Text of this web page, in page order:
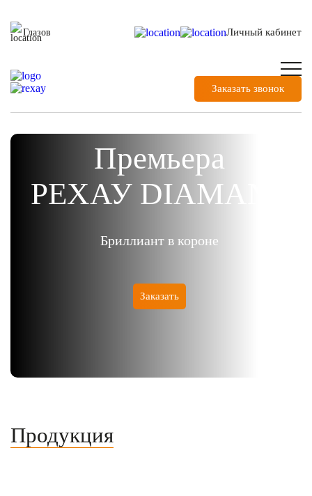
Глазов Личный кабинет
Заказать звонок
Премьера
РЕХАУ DIAMANT
Бриллиант в короне
Заказать
Продукция